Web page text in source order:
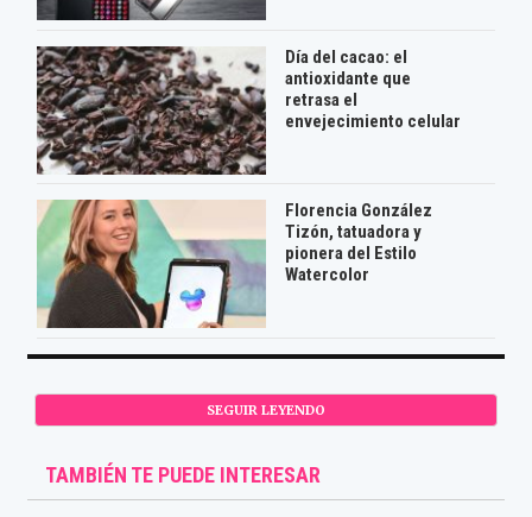
Día del cacao: el
antioxidante que
retrasa el
envejecimiento celular
Florencia González
Tizón, tatuadora y
pionera del Estilo
Watercolor
SEGUIR LEYENDO
TAMBIÉN TE PUEDE INTERESAR